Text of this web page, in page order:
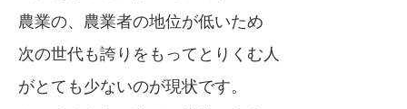
農業の、農業者の地位が低いため
次の世代も誇りをもってとりくむ人
がとても少ないのが現状です。